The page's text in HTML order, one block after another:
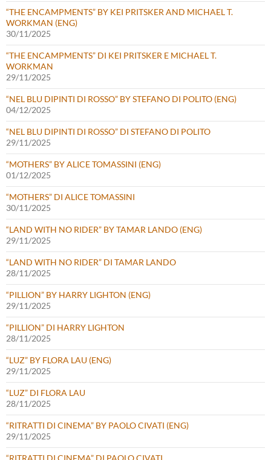
“THE ENCAMPMENTS” BY KEI PRITSKER AND MICHAEL T.
WORKMAN (ENG)
30/11/2025
“THE ENCAMPMENTS” DI KEI PRITSKER E MICHAEL T.
WORKMAN
29/11/2025
“NEL BLU DIPINTI DI ROSSO” BY STEFANO DI POLITO (ENG)
04/12/2025
“NEL BLU DIPINTI DI ROSSO” DI STEFANO DI POLITO
29/11/2025
“MOTHERS” BY ALICE TOMASSINI (ENG)
01/12/2025
“MOTHERS” DI ALICE TOMASSINI
30/11/2025
“LAND WITH NO RIDER” BY TAMAR LANDO (ENG)
29/11/2025
“LAND WITH NO RIDER” DI TAMAR LANDO
28/11/2025
“PILLION” BY HARRY LIGHTON (ENG)
29/11/2025
“PILLION” DI HARRY LIGHTON
28/11/2025
“LUZ” BY FLORA LAU (ENG)
29/11/2025
“LUZ” DI FLORA LAU
28/11/2025
“RITRATTI DI CINEMA” BY PAOLO CIVATI (ENG)
29/11/2025